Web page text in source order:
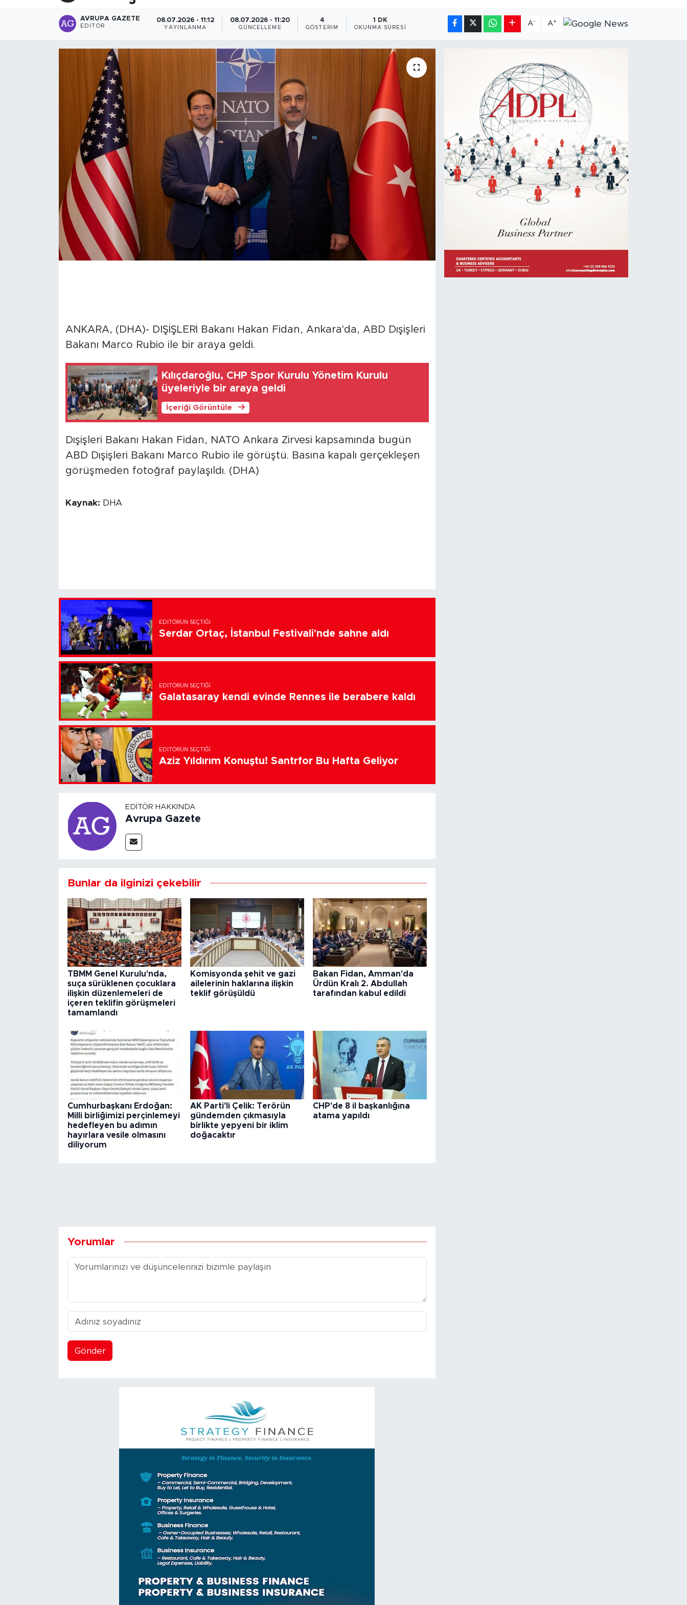
AVRUPA GAZETE
EDITÖR
08.07.2026 - 11:12
YAYINLANMA
08.07.2026 - 11:20
GÜNCELLEME
4
GÖSTERIM
1 DK
OKUNMA SÜRESI
A- A+
ANKARA, (DHA)- DIŞİŞLERİ Bakanı Hakan Fidan, Ankara'da, ABD Dışişleri
Bakanı Marco Rubio ile bir araya geldi.
Kılıçdaroğlu, CHP Spor Kurulu Yönetim Kurulu
üyeleriyle bir araya geldi
İçeriği Görüntüle
Dışişleri Bakanı Hakan Fidan, NATO Ankara Zirvesi kapsamında bugün
ABD Dışişleri Bakanı Marco Rubio ile görüştü. Basına kapalı gerçekleşen
görüşmeden fotoğraf paylaşıldı. (DHA)
Kaynak: DHA
EDITÖRÜN SEÇTIĞI
Serdar Ortaç, İstanbul Festivali'nde sahne aldı
EDITÖRÜN SEÇTIĞI
Galatasaray kendi evinde Rennes ile berabere kaldı
EDITÖRÜN SEÇTIĞI
Aziz Yıldırım Konuştu! Santrfor Bu Hafta Geliyor
EDITÖR HAKKINDA
Avrupa Gazete
Bunlar da ilginizi çekebilir
TBMM Genel Kurulu'nda,
suça sürüklenen çocuklara
ilişkin düzenlemeleri de
içeren teklifin görüşmeleri
tamamlandı
Komisyonda şehit ve gazi
ailelerinin haklarına ilişkin
teklif görüşüldü
Bakan Fidan, Amman'da
Ürdün Kralı 2. Abdullah
tarafından kabul edildi
Cumhurbaşkanı Erdoğan:
Milli birliğimizi perçinlemeyi
hedefleyen bu adımın
hayırlara vesile olmasını
diliyorum
AK Parti'li Çelik: Terörün
gündemden çıkmasıyla
birlikte yepyeni bir iklim
doğacaktır
CHP'de 8 il başkanlığına
atama yapıldı
Yorumlar
Gönder